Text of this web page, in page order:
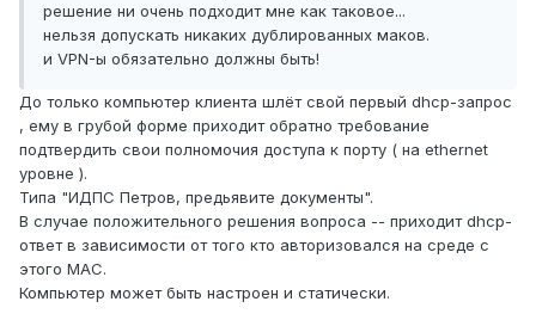
решение ни очень подходит мне как таковое...
нельзя допускать никаких дублированных маков.
и VPN-ы обязательно должны быть!
До только компьютер клиента шлёт свой первый dhcp-запрос
, ему в грубой форме приходит обратно требование
подтвердить свои полномочия доступа к порту ( на ethernet
уровне ).
Типа "ИДПС Петров, предьявите документы".
В случае положительного решения вопроса -- приходит dhcp-
ответ в зависимости от того кто авторизовался на среде с
этого MAC.
Компьютер может быть настроен и статически.